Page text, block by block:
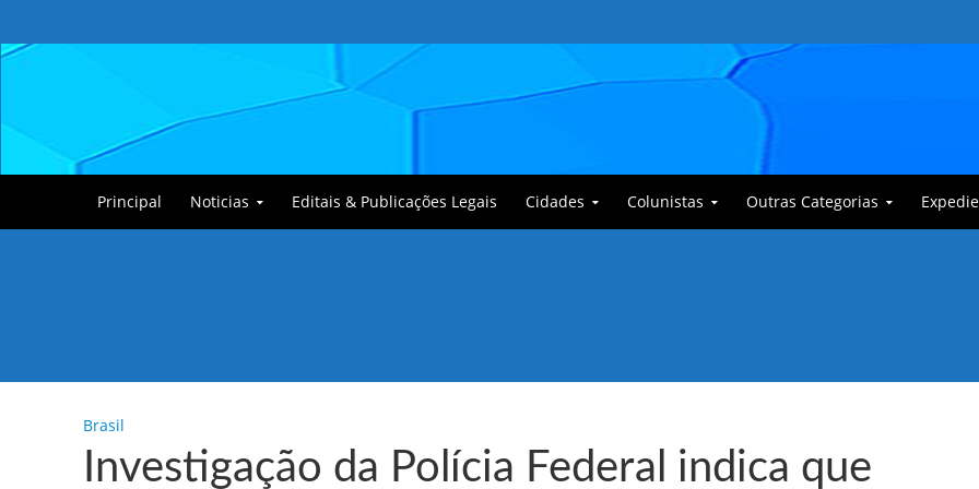
Principal Noticias Editais & Publicações Legais Cidades Colunistas Outras Categorias
Brasil
Investigação da Polícia Federal indica que